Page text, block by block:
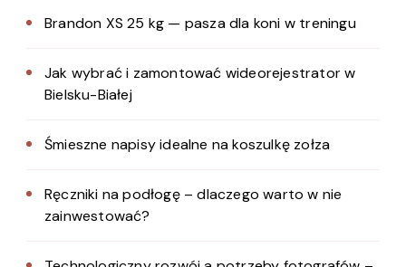
Brandon XS 25 kg — pasza dla koni w treningu
Jak wybrać i zamontować wideorejestrator w
Bielsku-Białej
Śmieszne napisy idealne na koszulkę zołza
Ręczniki na podłogę – dlaczego warto w nie
zainwestować?